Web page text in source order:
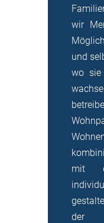
wir
und
wo
mit
der